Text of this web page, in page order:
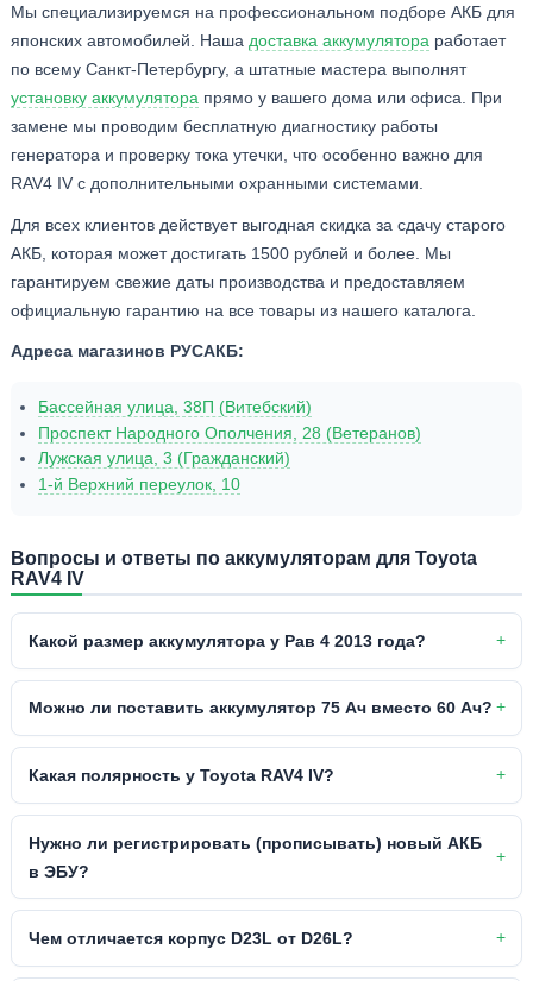
Мы специализируемся на профессиональном подборе АКБ для
японских автомобилей. Наша доставка аккумулятора работает
по всему Санкт-Петербургу, а штатные мастера выполнят
установку аккумулятора прямо у вашего дома или офиса. При
замене мы проводим бесплатную диагностику работы
генератора и проверку тока утечки, что особенно важно для
RAV4 IV с дополнительными охранными системами.
Для всех клиентов действует выгодная скидка за сдачу старого
АКБ, которая может достигать 1500 рублей и более. Мы
гарантируем свежие даты производства и предоставляем
официальную гарантию на все товары из нашего каталога.
Адреса магазинов РУСАКБ:
Бассейная улица, 38П (Витебский)
Проспект Народного Ополчения, 28 (Ветеранов)
Лужская улица, 3 (Гражданский)
1-й Верхний переулок, 10
Вопросы и ответы по аккумуляторам для Toyota
RAV4 IV
Какой размер аккумулятора у Рав 4 2013 года?
Можно ли поставить аккумулятор 75 Ач вместо 60 Ач?
Какая полярность у Toyota RAV4 IV?
Нужно ли регистрировать (прописывать) новый АКБ
в ЭБУ?
Чем отличается корпус D23L от D26L?